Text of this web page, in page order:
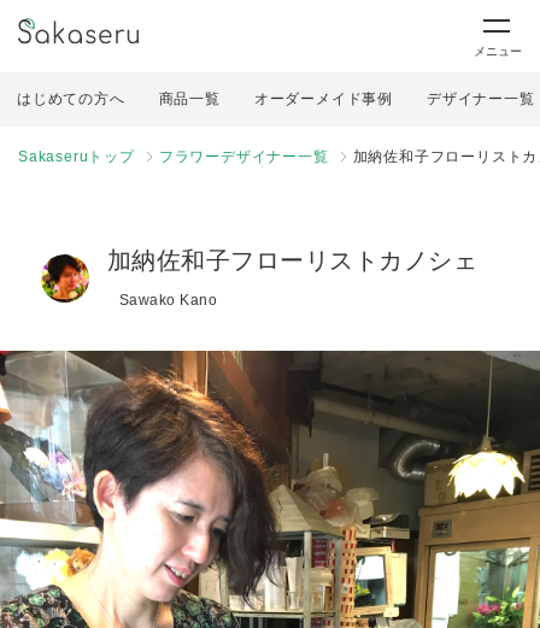
メニュー
はじめての方へ 商品一覧 オーダーメイド事例 デザイナー一覧
Sakaseruトップ フラワーデザイナー一覧 加納佐和子フローリスト
加納佐和子フローリストカノシェ
Sawako Kano